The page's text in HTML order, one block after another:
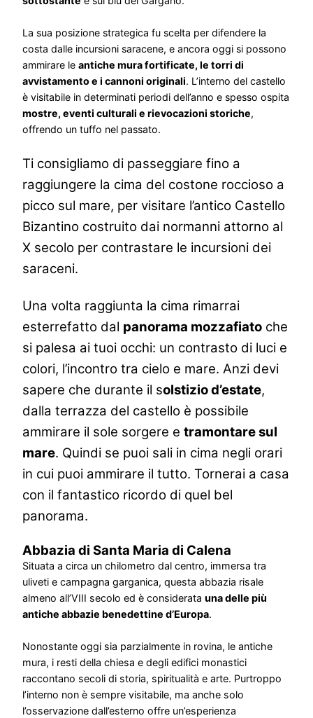
La sua posizione strategica fu scelta per difendere la
costa dalle incursioni saracene, e ancora oggi si possono
ammirare le antiche mura fortificate, le torri di
avvistamento e i cannoni originali. L’interno del castello
è visitabile in determinati periodi dell’anno e spesso ospita
mostre, eventi culturali e rievocazioni storiche,
offrendo un tuffo nel passato.
Ti consigliamo di passeggiare fino a
raggiungere la cima del costone roccioso a
picco sul mare, per visitare l’antico Castello
Bizantino costruito dai normanni attorno al
X secolo per contrastare le incursioni dei
saraceni.
Una volta raggiunta la cima rimarrai
esterrefatto dal panorama mozzafiato che
si palesa ai tuoi occhi: un contrasto di luci e
colori, l’incontro tra cielo e mare. Anzi devi
sapere che durante il solstizio d’estate,
dalla terrazza del castello è possibile
ammirare il sole sorgere e tramontare sul
mare. Quindi se puoi sali in cima negli orari
in cui puoi ammirare il tutto. Tornerai a casa
con il fantastico ricordo di quel bel
panorama.
Abbazia di Santa Maria di Calena
Situata a circa un chilometro dal centro, immersa tra
uliveti e campagna garganica, questa abbazia risale
almeno all’VIII secolo ed è considerata una delle più
antiche abbazie benedettine d’Europa.
Nonostante oggi sia parzialmente in rovina, le antiche
mura, i resti della chiesa e degli edifici monastici
raccontano secoli di storia, spiritualità e arte. Purtroppo
l’interno non è sempre visitabile, ma anche solo
l’osservazione dall’esterno offre un’esperienza